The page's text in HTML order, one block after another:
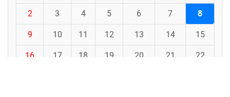
2 3 4 5 6 7 8
9 10 11 12 13 14 15
16 17 18 19 20 21 22